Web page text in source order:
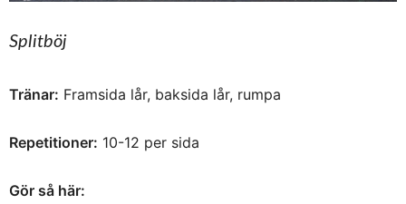
Splitböj
Tränar: Framsida lår, baksida lår, rumpa
Repetitioner: 10-12 per sida
Gör så här: